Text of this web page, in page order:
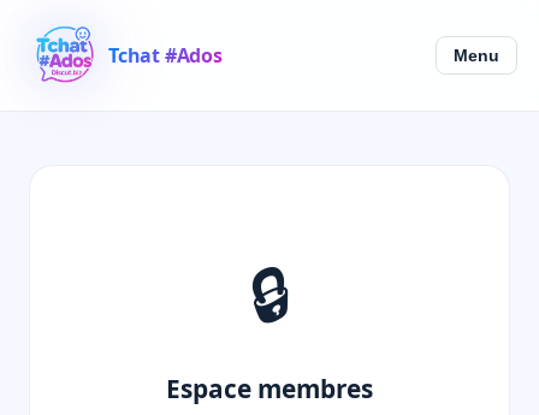
Tchat #Ados Menu
🔒
Espace membres